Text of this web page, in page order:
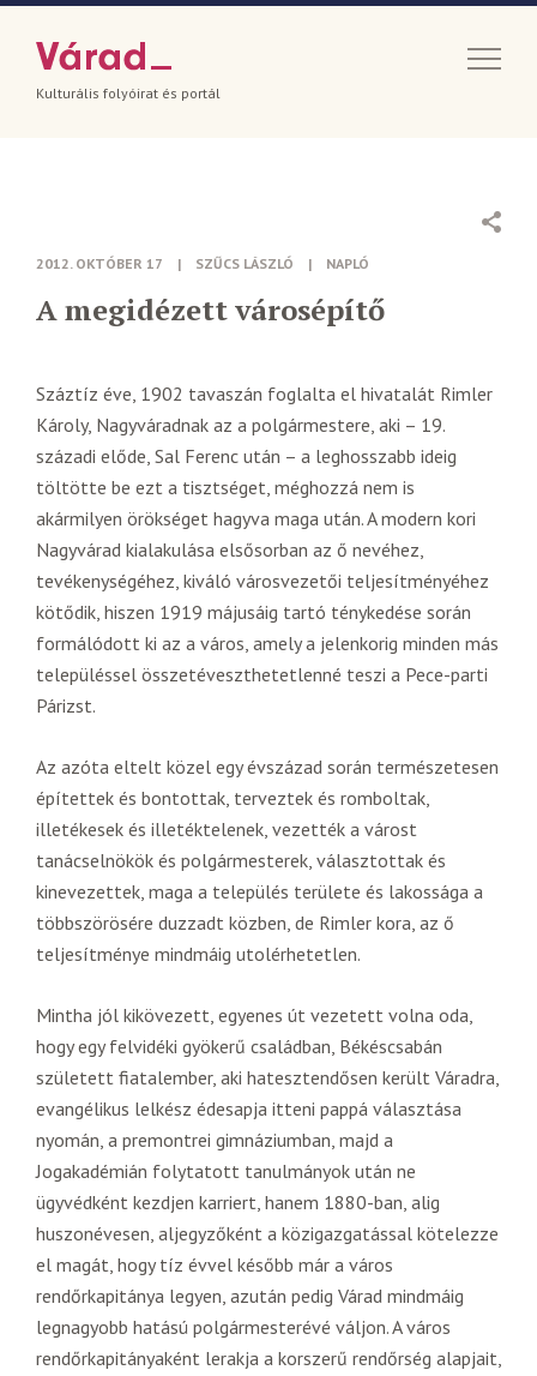
Kulturális folyóirat és portál
2012. OKTÓBER 17 | SZŰCS LÁSZLÓ | NAPLÓ
A megidézett városépítő
Száztíz éve, 1902 tavaszán foglalta el hivatalát Rimler
Károly, Nagyváradnak az a polgármestere, aki – 19.
századi előde, Sal Ferenc után – a leghosszabb ideig
töltötte be ezt a tisztséget, méghozzá nem is
akármilyen örökséget hagyva maga után. A modern kori
Nagyvárad kialakulása elsősorban az ő nevéhez,
tevékenységéhez, kiváló városvezetői teljesítményéhez
kötődik, hiszen 1919 májusáig tartó ténykedése során
formálódott ki az a város, amely a jelenkorig minden más
településsel összetéveszthetetlenné teszi a Pece-parti
Párizst.
Az azóta eltelt közel egy évszázad során természetesen
építettek és bontottak, terveztek és romboltak,
illetékesek és illetéktelenek, vezették a várost
tanácselnökök és polgármesterek, választottak és
kinevezettek, maga a település területe és lakossága a
többszörösére duzzadt közben, de Rimler kora, az ő
teljesítménye mindmáig utolérhetetlen.
Mintha jól kikövezett, egyenes út vezetett volna oda,
hogy egy felvidéki gyökerű családban, Békéscsabán
született fiatalember, aki hatesztendősen került Váradra,
evangélikus lelkész édesapja itteni pappá választása
nyomán, a premontrei gimnáziumban, majd a
Jogakadémián folytatott tanulmányok után ne
ügyvédként kezdjen karriert, hanem 1880-ban, alig
huszonévesen, aljegyzőként a közigazgatással kötelezze
el magát, hogy tíz évvel később már a város
rendőrkapitánya legyen, azután pedig Várad mindmáig
legnagyobb hatású polgármesterévé váljon. A város
rendőrkapitányaként lerakja a korszerű rendőrség alapjait,